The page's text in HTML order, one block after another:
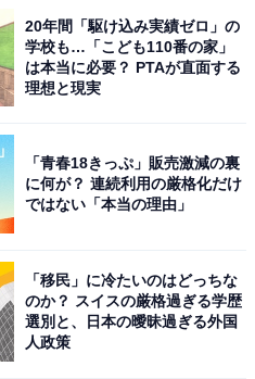
折りの秘境感を誇る滝で
が多い時期には水の流れが
「雄滝」・左が「雌滝」に
透明度の高い清流と、切り
りなす空間は圧倒的な美し
りダイナミックな姿を見せ
館」（無料駐車場・土日
駐車し、そちらから徒歩に
20年間「駆け込み実績ゼロ」の
学校も…「こども110番の家」
は本当に必要？ PTAが直面する
理想と現実
「青春18きっぷ」販売激減の裏
に何が？ 連続利用の厳格化だけ
ではない「本当の理由」
「移民」に冷たいのはどっちな
のか？ スイスの厳格過ぎる学歴
選別と、日本の曖昧過ぎる外国
人政策